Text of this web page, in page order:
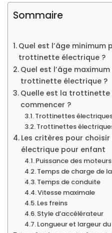
Sommaire
Quel est l’âge minimum
trottinette électrique ?
Quel est l’âge
trottinette électrique ?
Quelle est la trottinette
commencer ?
Trottinettes
Trottinettes
Les critères pour
électrique pour enfant
Puissance des moteurs
Temps de charge de
Temps de conduite
Vitesse maximale
Les freins
Style d’accélérateur
Longueur et largeur